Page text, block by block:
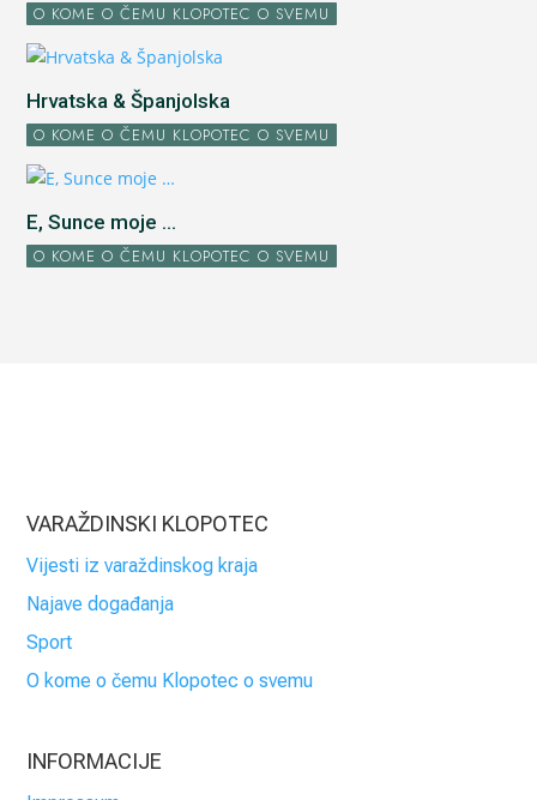
O KOME O ČEMU KLOPOTEC O SVEMU
Hrvatska & Španjolska
O KOME O ČEMU KLOPOTEC O SVEMU
E, Sunce moje ...
O KOME O ČEMU KLOPOTEC O SVEMU
VARAŽDINSKI KLOPOTEC
Vijesti iz varaždinskog kraja
Najave događanja
Sport
O kome o čemu Klopotec o svemu
INFORMACIJE